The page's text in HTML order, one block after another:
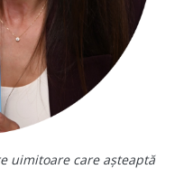
uimitoare care așteaptă